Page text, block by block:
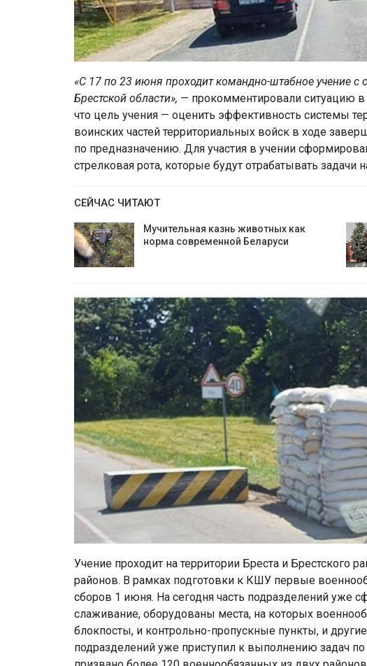
«С 17 по 23 июня проходит командно-штабное учение с
Брестской области», — прокомментировали ситуацию
что цель учения — оценить эффективность системы
воинских частей территориальных войск в ходе
по предназначению. Для участия в учении
стрелковая рота, которые будут отрабатывать задачи
СЕЙЧАС ЧИТАЮТ
Мучительная казнь животных как
норма современной Беларуси
Учение проходит на территории Бреста и Брестского
районов. В рамках подготовки к КШУ первые
сборов 1 июня. На сегодня часть подразделений уже
слаживание, оборудованы места, на которых
блокпосты, и контрольно-пропускные пункты, и
подразделений уже приступил к выполнению задач